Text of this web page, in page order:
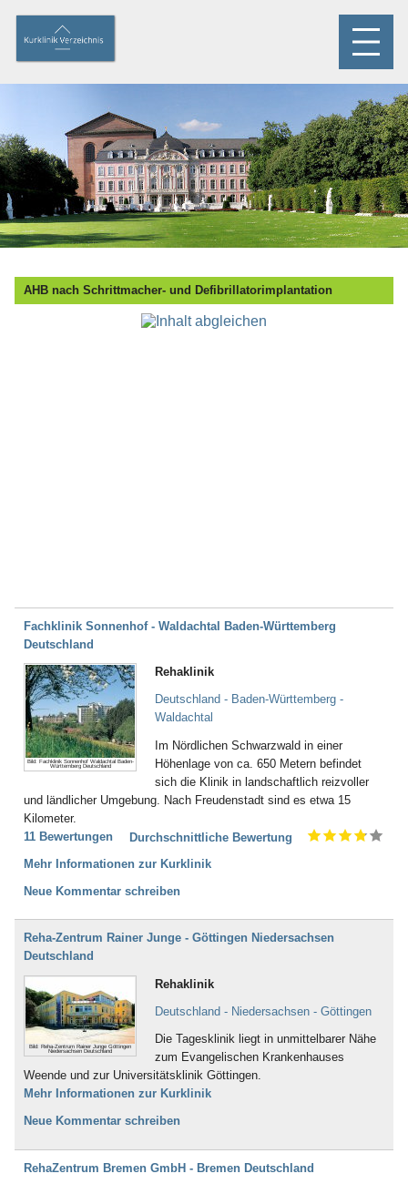
AHB nach Schrittmacher- und Defibrillatorimplantation
Fachklinik Sonnenhof - Waldachtal Baden-Württemberg
Deutschland
Bild: Fachklinik Sonnenhof Waldachtal Baden-
Württemberg Deutschland
Rehaklinik
Deutschland - Baden-Württemberg -
Waldachtal
Im Nördlichen Schwarzwald in einer
Höhenlage von ca. 650 Metern befindet
sich die Klinik in landschaftlich reizvoller
und ländlicher Umgebung. Nach Freudenstadt sind es etwa 15
Kilometer.
11 Bewertungen
Durchschnittliche Bewertung
Mehr Informationen zur Kurklinik
Neue Kommentar schreiben
Reha-Zentrum Rainer Junge - Göttingen Niedersachsen
Deutschland
Bild: Reha-Zentrum Rainer Junge Göttingen
Niedersachsen Deutschland
Rehaklinik
Deutschland - Niedersachsen - Göttingen
Die Tagesklinik liegt in unmittelbarer Nähe
zum Evangelischen Krankenhauses
Weende und zur Universitätsklinik Göttingen.
Mehr Informationen zur Kurklinik
Neue Kommentar schreiben
RehaZentrum Bremen GmbH - Bremen Deutschland